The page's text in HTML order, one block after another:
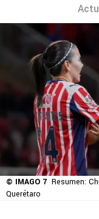
© IMAGO 7 Resumen:
Querétaro